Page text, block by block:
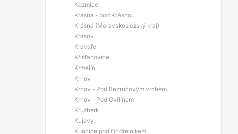
Kozmice
Krásná - pod Krásnou
Krásná (Moravskoslezský kraj)
Krasov
Kravaře
Křišťanovice
Krmelín
Krnov
Krnov - Pod Bezručovým vrchem
Krnov - Pod Cvilínem
Kružberk
Kujavy
Kunčice pod Ondřejníkem